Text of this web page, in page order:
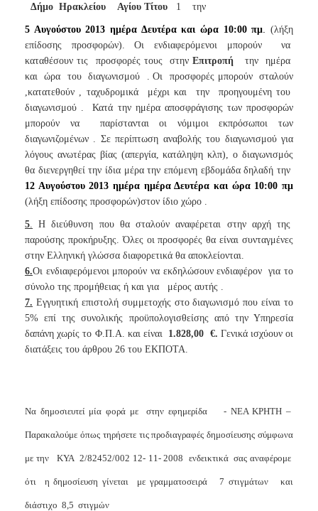
Δήμο Ηρακλείου Αγίου Τίτου 1 την
5 Αυγούστου 2013 ημέρα Δευτέρα και ώρα 10:00 πμ
(λήξη
επίδοσης προσφορών). Οι ενδιαφερόμενοι μπορούν
να
καταθέσουν τις
προσφορές τους στηνΕπιτροπή την
ημέρα
και
ώρα του διαγωνισμού . Οι προσφορές μπορούν
σταλούν
,κατατεθούν , ταχυδρομικά
μέχρι και την
προηγουμένη του
διαγωνισμού .
Κατά την ημέρα αποσφράγισης των προσφορών
μπορούν να
παρίστανται οι νόμιμοι εκπρόσωποι των
διαγωνιζομένων . Σε περίπτωση αναβολής του διαγωνισμού για
λόγους ανωτέρας βίας (απεργία, κατάληψη κλπ), ο διαγωνισμός
θα διενεργηθεί την ίδια μέρα την επόμενη εβδομάδα δηλαδή την
12 Αυγούστου 2013 ημέρα ημέρα Δευτέρα και ώρα 10:00 πμ
(λήξη επίδοσης προσφορών)στον ίδιο χώρο .
5
Η διεύθυνση που θα σταλούν αναφέρεται στην αρχή της
παρούσης προκήρυξης. Όλες οι προσφορές θα είναι συνταγμένες
στην Ελληνική γλώσσα διαφορετικά θα αποκλείονται.
6.Οι ενδιαφερόμενοι μπορούν να εκδηλώσουν ενδιαφέρον
για το
σύνολο της προμήθειας ή και για
μέρος αυτής .
7. Εγγυητική επιστολή συμμετοχής στο διαγωνισμό που είναι το
5% επί της συνολικής προϋπολογισθείσης από την Υπηρεσία
δαπάνη χωρίς το Φ.Π.Α. και είναι
1.828,00 €. Γενικά ισχύουν οι
διατάξεις του άρθρου 26 του ΕΚΠΟΤΑ.
Να δημοσιευτεί μία φορά με στην εφημερίδα - ΝΕΑ ΚΡΗΤΗ –
Παρακαλούμε όπως τηρήσετε τις προδιαγραφές δημοσίευσης σύμφωνα
με την ΚΥΑ 2/82452/002 12- 11- 2008 ενδεικτικά σας αναφέρομε
ότι η δημοσίευση γίνεται με γραμματοσειρά 7 στιγμάτων και
διάστιχο 8,5 στιγμών